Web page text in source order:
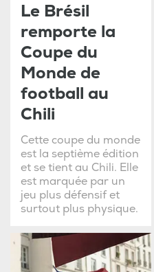
Le Brésil
remporte la
Coupe du
Monde de
football au
Chili
Cette coupe du monde
est la septième édition
et se tient au Chili. Elle
est marquée par un
jeu plus défensif et
surtout plus physique.